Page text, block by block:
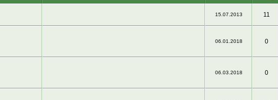
15.07.2013 11
06.01.2018 0
06.03.2018 0